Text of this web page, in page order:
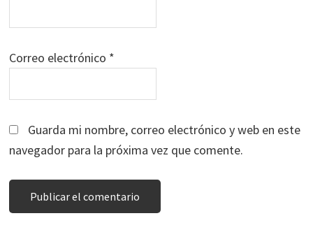
Correo electrónico *
Guarda mi nombre, correo electrónico y web en este
navegador para la próxima vez que comente.